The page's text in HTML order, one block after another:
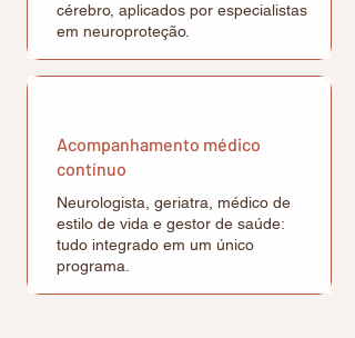
cérebro, aplicados por especialistas
em neuroproteção.
Acompanhamento médico
contínuo
Neurologista, geriatra, médico de
estilo de vida e gestor de saúde:
tudo integrado em um único
programa.